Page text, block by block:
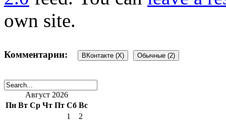
own site.
Комментарии: ВКонтакте (X) Обычные (2)
2 комментария
Август 2026
Пн Вт Ср Чт Пт Сб Вс
1
2